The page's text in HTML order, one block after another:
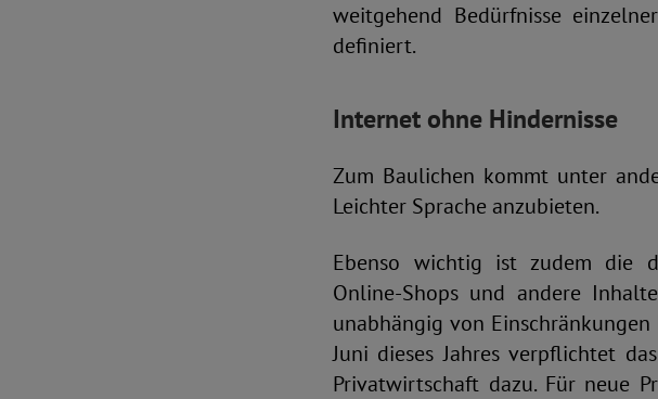
weitgehend Bedürfnisse
definiert.
Internet ohne Hindernisse
Zum Baulichen kommt unter
Leichter Sprache anzubieten.
Ebenso wichtig ist zudem die
Online-Shops und andere
unabhängig von
Juni dieses Jahres verpflichtet
Privatwirtschaft dazu. Für neue